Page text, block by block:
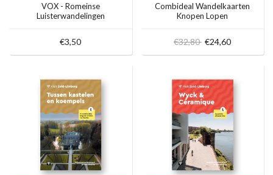
VOX - Romeinse
Luisterwandelingen
€3,50
Combideal Wandelkaarten
Knopen Lopen
€32,80 €24,60